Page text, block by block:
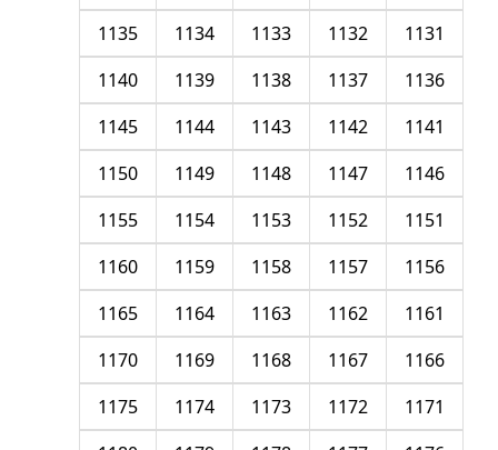
1131
1132
1133
1134
1135
1136
1137
1138
1139
1140
1141
1142
1143
1144
1145
1146
1147
1148
1149
1150
1151
1152
1153
1154
1155
1156
1157
1158
1159
1160
1161
1162
1163
1164
1165
1166
1167
1168
1169
1170
1171
1172
1173
1174
1175